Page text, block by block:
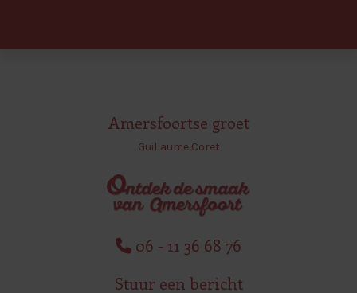
Amersfoortse groet
Guillaume Coret
06 - 11 36 68 76
Stuur een bericht